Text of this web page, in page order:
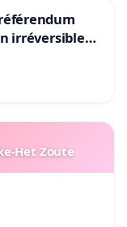
irréversible
Het Zoute